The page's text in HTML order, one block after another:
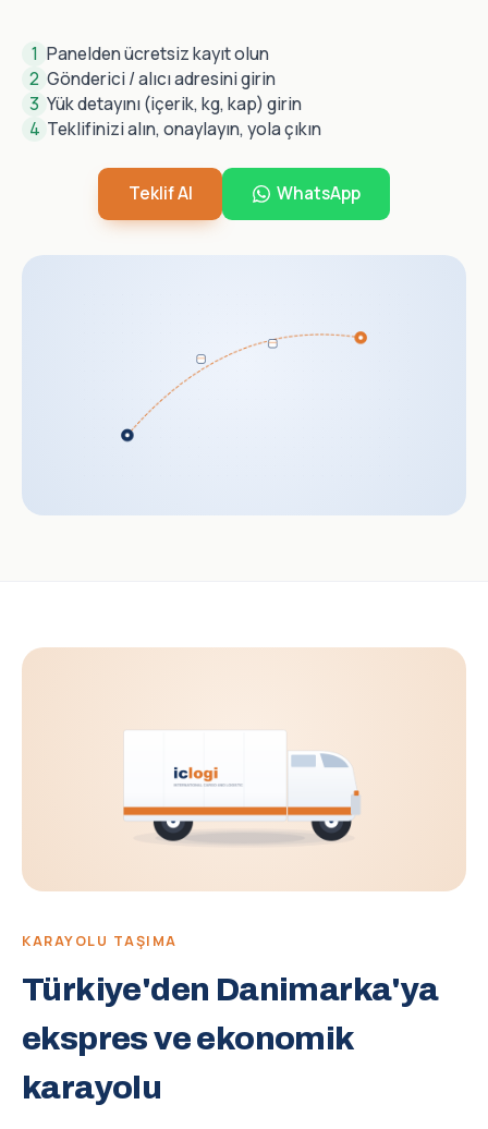
1 Panelden ücretsiz kayıt olun
2 Gönderici / alıcı adresini girin
3 Yük detayını (içerik, kg, kap) girin
4 Teklifinizi alın, onaylayın, yola çıkın
Teklif Al WhatsApp
KARAYOLU TAŞIMA
Türkiye'den Danimarka'ya
ekspres ve ekonomik
karayolu